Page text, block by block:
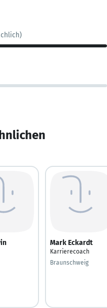
Mark Eckardt
Karrierecoach
Braunschweig